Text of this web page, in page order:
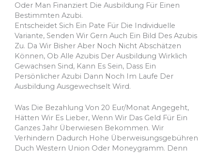
Oder Man Finanziert Die Ausbildung Für Einen
Bestimmten Azubi.
Entscheidet Sich Ein Pate Für Die Individuelle
Variante, Senden Wir Gern Auch Ein Bild Des Azubis
Zu. Da Wir Bisher Aber Noch Nicht Abschätzen
Können, Ob Alle Azubis Der Ausbildung Wirklich
Gewachsen Sind, Kann Es Sein, Dass Ein
Persönlicher Azubi Dann Noch Im Laufe Der
Ausbildung Ausgewechselt Wird.
Was Die Bezahlung Von 20 Eur/Monat Angegeht,
Hätten Wir Es Lieber, Wenn Wir Das Geld Für Ein
Ganzes Jahr Überwiesen Bekommen. Wir
Verhindern Dadurch Hohe Überweisungsgebühren
Duch Western Union Oder Moneygramm. Denn